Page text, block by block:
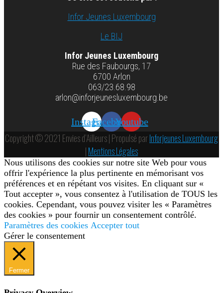
Infor Jeunes Luxembourg
Le BIJ
Infor Jeunes Luxembourg
Rue des Faubourgs, 17
6700 Arlon
063/23.68.98
arlon@inforjeunesluxembourg.be
InstagramFacebookYoutube
Copyright © 2021 Envies d’Ailleurs | Propulsé parInforjeunes Luxembourg
|Mentions Légales
Nous utilisons des cookies sur notre site Web pour vous
offrir l'expérience la plus pertinente en mémorisant vos
préférences et en répétant vos visites. En cliquant sur «
Tout accepter », vous consentez à l'utilisation de TOUS les
cookies. Cependant, vous pouvez visiter les « Paramètres
des cookies » pour fournir un consentement contrôlé.
Paramètres des cookies Accepter tout
Gérer le consentement
Fermer